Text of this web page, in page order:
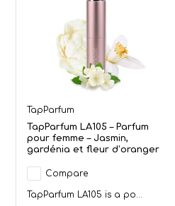
TapParfum
TapParfum LA105 – Parfum
pour femme – Jasmin,
gardénia et fleur d’oranger
Compare
TapParfum LA105 is a po...